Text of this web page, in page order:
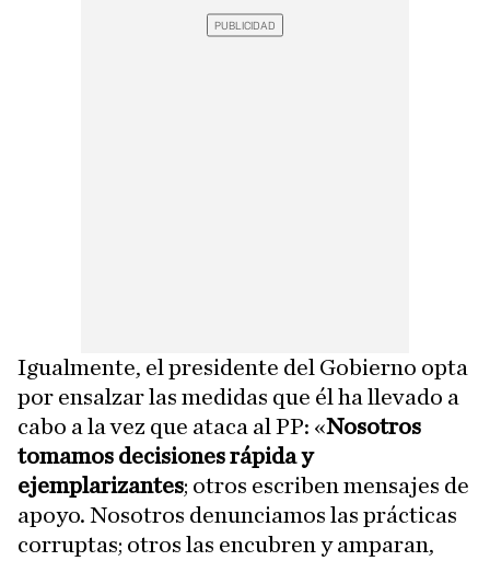
Igualmente, el presidente del Gobierno opta
por ensalzar las medidas que él ha llevado a
cabo a la vez que ataca al PP: «Nosotros
tomamos decisiones rápida y
ejemplarizantes; otros escriben mensajes de
apoyo. Nosotros denunciamos las prácticas
corruptas; otros las encubren y amparan,